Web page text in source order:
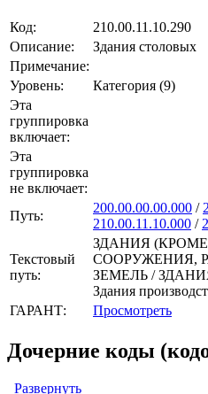
Код:
210.00.11.10.290
Описание:
Здания столовых
Примечание:
Уровень:
Категория (9)
Эта
группировка
включает:
Эта
группировка
не включает:
Путь:
200.00.00.00.000 /
210.00.11.10.000 /
Текстовый
путь:
ЗДАНИЯ
СООРУЖЕНИЯ,
ЗЕМЕЛЬ /
Здания
ГАРАНТ:
Просмотреть
Дочерние коды
Развернуть